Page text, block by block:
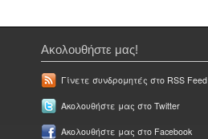
Ακολουθήστε μας!
Γίνετε συνδρομητές στο RSS Feed
Ακολουθήστε μας στο Twitter
Ακολουθήστε μας στο Facebook